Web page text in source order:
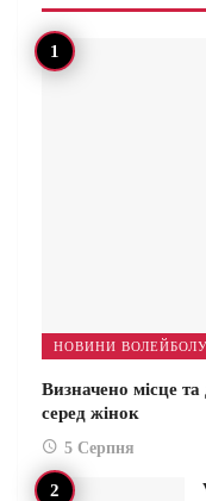
НОВИНИ ВОЛЕЙБОЛУ
Визначено місце
серед жінок
5 Серпня